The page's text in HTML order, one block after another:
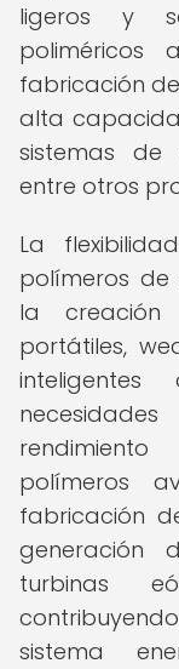
ligeros y
poliméricos
fabricación
alta
sistemas de
entre otros
La
polímeros
la creación
portátiles,
polímeros
fabricación
generación
turbinas
sistema